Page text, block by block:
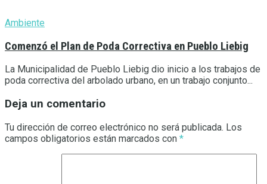
Ambiente
Comenzó el Plan de Poda Correctiva en Pueblo Liebig
La Municipalidad de Pueblo Liebig dio inicio a los trabajos de
poda correctiva del arbolado urbano, en un trabajo conjunto...
Deja un comentario
Tu dirección de correo electrónico no será publicada. Los
campos obligatorios están marcados con *